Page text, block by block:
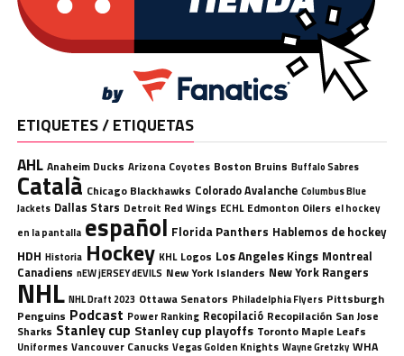
ETIQUETES / ETIQUETAS
AHL Anaheim Ducks Arizona Coyotes Boston Bruins Buffalo Sabres
Català Chicago Blackhawks Colorado Avalanche Columbus Blue
Jackets Dallas Stars Detroit Red Wings ECHL Edmonton Oilers el hockey
en la pantalla español Florida Panthers Hablemos de hockey
HDH Historia Hockey KHL Logos Los Angeles Kings Montreal
Canadiens nEW jERSEY dEVILS New York Islanders New York Rangers
NHL NHL Draft 2023 Ottawa Senators Philadelphia Flyers Pittsburgh
Penguins Podcast Power Ranking Recopilació Recopilación San Jose
Sharks Stanley cup Stanley cup playoffs Toronto Maple Leafs
Uniformes Vancouver Canucks Vegas Golden Knights Wayne Gretzky WHA